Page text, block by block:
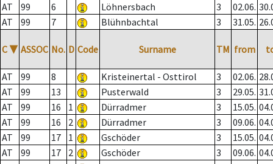
AT
99 6 Löhnersbach 3 02.06.
AT
99 7 Blühnbachtal 3 31.05.
C ▼ ASSOC No. D Code Surname TM from
AT 99 8 Kristeinertal - Osttirol 3 02.06.
AT
99 13 Pusterwald 3 29.05.
AT
99 16 1 Dürradmer 3 15.05.
AT
99 16 2 Dürradmer 3 09.06.
AT
99 17 1 Gschöder 3 15.05.
AT
99 17 2 Gschöder 3 09.06.